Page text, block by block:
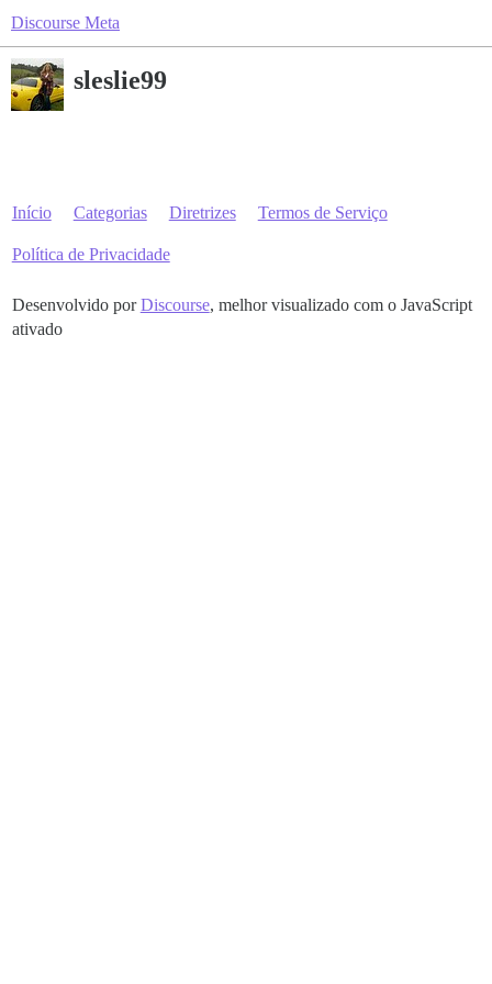
Discourse Meta
sleslie99
Início Categorias Diretrizes Termos de Serviço
Política de Privacidade
Desenvolvido porDiscourse, melhor visualizado com o JavaScript
ativado